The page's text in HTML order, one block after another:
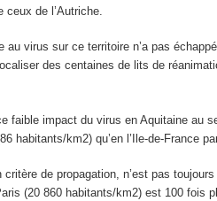
de l’Autriche.
au virus sur ce territoire n’a pas
des centaines de lits de
faible impact du virus en Aquitaine au
habitants/km2) qu’en l’Ile-de-France
de propagation, n’est pas
(20 860 habitants/km2) est 100 fois